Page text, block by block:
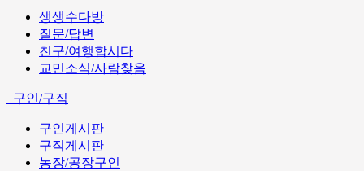
생생수다방
질문/답변
친구/여행합시다
교민소식/사람찾음
구인/구직
구인게시판
구직게시판
농장/공장구인